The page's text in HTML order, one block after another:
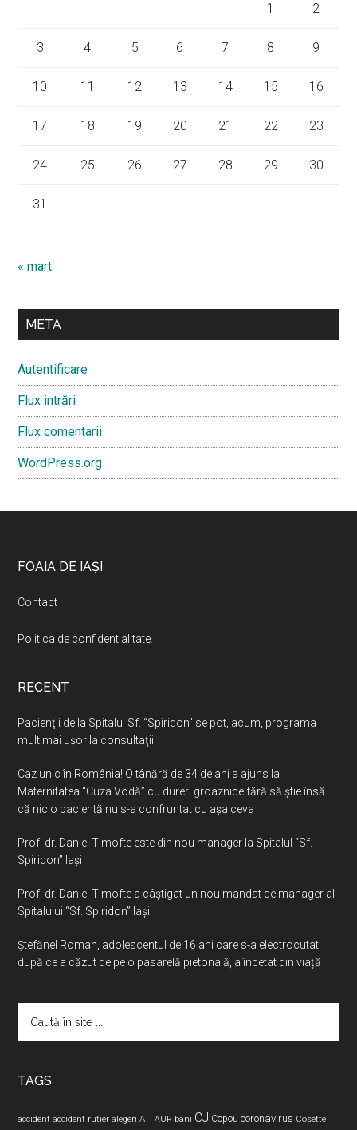
1 2
3 4 5 6 7 8 9
10 11 12 13 14 15 16
17 18 19 20 21 22 23
24 25 26 27 28 29 30
31
« mart.
META
Autentificare
Flux intrări
Flux comentarii
WordPress.org
Footer
FOAIA DE IAȘI
Contact
Politica de confidentialitate
RECENT
Pacienţii de la Spitalul Sf. “Spiridon” se pot, acum, programa
mult mai uşor la consultaţii
Caz unic în România! O tânără de 34 de ani a ajuns la
Maternitatea “Cuza Vodă” cu dureri groaznice fără să ştie însă
că nicio pacientă nu s-a confruntat cu așa ceva
Prof. dr. Daniel Timofte este din nou manager la Spitalul “Sf.
Spiridon” Iaşi
Prof. dr. Daniel Timofte a câștigat un nou mandat de manager al
Spitalului “Sf. Spiridon” Iași
Ştefănel Roman, adolescentul de 16 ani care s-a electrocutat
după ce a căzut de pe o pasarelă pietonală, a încetat din viață
TAGS
accident accident rutier alegeri ATI AUR bani CJ Copou coronavirus Cosette